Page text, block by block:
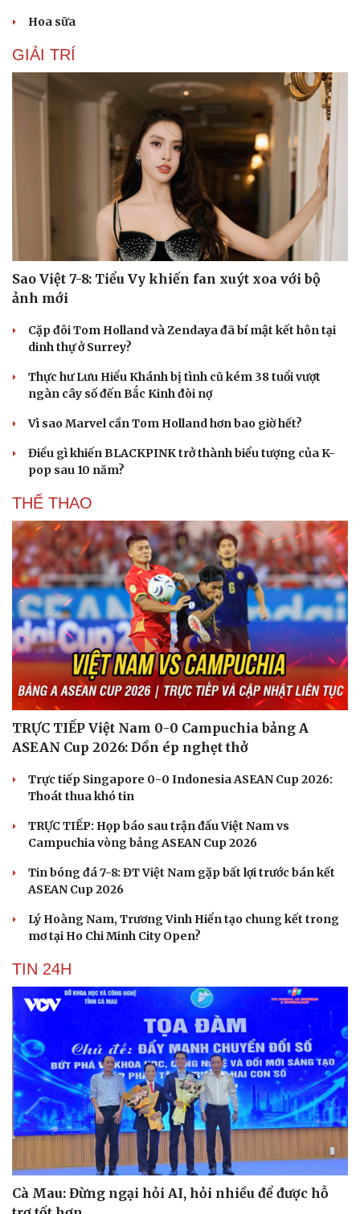
Hoa sữa
GIẢI TRÍ
Sao Việt 7-8: Tiểu Vy khiến fan xuýt xoa với bộ
ảnh mới
Cặp đôi Tom Holland và Zendaya đã bí mật kết hôn tại
dinh thự ở Surrey?
Thực hư Lưu Hiểu Khánh bị tình cũ kém 38 tuổi vượt
ngàn cây số đến Bắc Kinh đòi nợ
Vì sao Marvel cần Tom Holland hơn bao giờ hết?
Điều gì khiến BLACKPINK trở thành biểu tượng của K-
pop sau 10 năm?
THỂ THAO
TRỰC TIẾP Việt Nam 0-0 Campuchia bảng A
ASEAN Cup 2026: Dồn ép nghẹt thở
Trực tiếp Singapore 0-0 Indonesia ASEAN Cup 2026:
Thoát thua khó tin
TRỰC TIẾP: Họp báo sau trận đấu Việt Nam vs
Campuchia vòng bảng ASEAN Cup 2026
Tin bóng đá 7-8: ĐT Việt Nam gặp bất lợi trước bán kết
ASEAN Cup 2026
Lý Hoàng Nam, Trương Vinh Hiển tạo chung kết trong
mơ tại Ho Chi Minh City Open?
TIN 24H
Cà Mau: Đừng ngại hỏi AI, hỏi nhiều để được hỗ